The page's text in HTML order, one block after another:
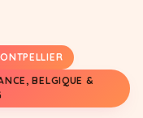
BELGIQUE &